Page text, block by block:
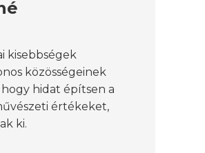
kisebbségek
közösségeinek
hidat építsen a
értékeket,
ki.